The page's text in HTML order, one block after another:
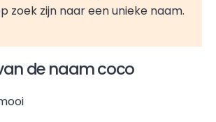
zoek zijn naar een unieke naam.
de naam coco